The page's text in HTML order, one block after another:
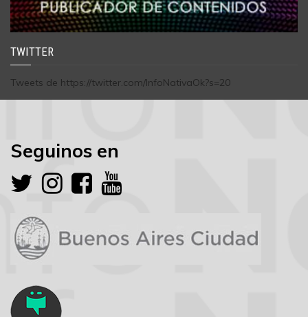
TWITTER
Tweets de https://twitter.com/InfoNativaOk?s=20
Seguinos en